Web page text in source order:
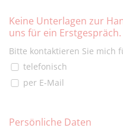
Keine Unterlagen zur
uns für ein Erstgespräch.
Bitte kontaktieren Sie mich
telefonisch
per E-Mail
Persönliche Daten